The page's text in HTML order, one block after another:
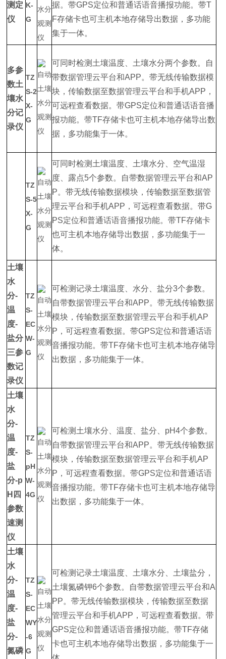
测定
仪
K-
G
据。带GPS定位和普通话语音播报功能。带T
F存储卡也可主机本地存储导出数据，多功能
集于一体。
多参
数土
壤水
分记
录仪
TZ
S-2
X-
G
可同时检测土壤温度、土壤水分两个参数。自
带数据管理云平台和APP。带无线传输数据模
块，传输数据至数据管理云平台和手机APP，
可远程查看数据。带GPS定位和普通话语音播
报功能。带TF存储卡也可主机本地存储导出数
据，多功能集于一体。
TZ
S-5
X-
G
可同时检测土壤温度、土壤水分、空气温湿
度、露点5个参数。自带数据管理云平台和AP
P。带无线传输数据模块，传输数据至数据管
理云平台和手机APP，可远程查看数据。带G
PS定位和普通话语音播报功能。带TF存储卡
也可主机本地存储导出数据，多功能集于一
体。
土壤
水
分-
温
度-
盐分
三参
数记
录仪
TZ
S-
EC
W-
G
可检测记录土壤温度、水分、盐分3个参数。
自带数据管理云平台和APP。带无线传输数据
模块，传输数据至数据管理云平台和手机AP
P，可远程查看数据。带GPS定位和普通话语
音播报功能。带TF存储卡也可主机本地存储导
出数据，多功能集于一体。
土壤
水
分-
温
度-
盐
分-p
H四
参数
速测
仪
TZ
S-
pH
W-
4G
可检测土壤水分、温度、盐分、pH4个参数。
自带数据管理云平台和APP。带无线传输数据
模块，传输数据至数据管理云平台和手机AP
P，可远程查看数据。带GPS定位和普通话语
音播报功能。带TF存储卡也可主机本地存储导
出数据，多功能集于一体。
土壤
水
分-
温
度-
盐
分-
氮磷
TZ
S-
EC
WY
-6
G
可检测记录土壤温度、土壤水分、土壤盐分，
土壤氮磷钾6个参数。自带数据管理云平台和A
PP。带无线传输数据模块，传输数据至数据
管理云平台和手机APP，可远程查看数据。带
GPS定位和普通话语音播报功能。带TF存储
卡也可主机本地存储导出数据，多功能集于一